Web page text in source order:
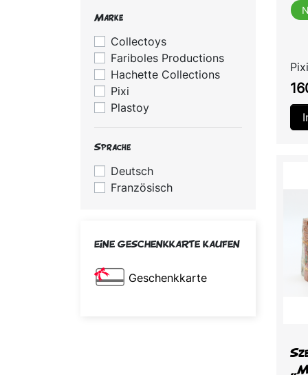
Marke
Collectoys
Fariboles Productions
Hachette Collections
Pixi
Plastoy
Sprache
Deutsch
Französisch
EINE GESCHENKKARTE KAUFEN
Geschenkkarte
Pixi